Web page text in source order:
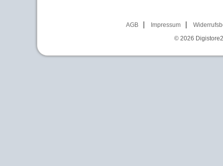
AGB Impressum
© 2026